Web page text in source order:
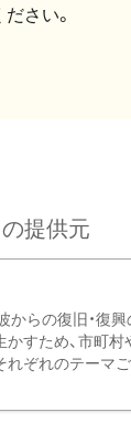
さい。
提供元
らの復旧・復
すため、市町
れぞれのテーマ